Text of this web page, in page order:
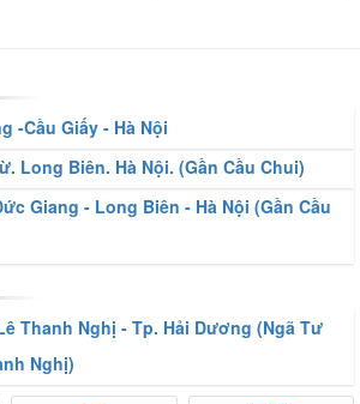
-Cầu Giấy - Hà Nội
Long Biên. Hà Nội. (Gần Cầu Chui)
Giang - Long Biên - Hà Nội (Gần Cầu
Thanh Nghị - Tp. Hải Dương (Ngã Tư
Nghị)